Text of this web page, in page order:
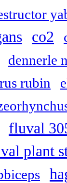
co2
dennerle
rubin
fluval
plant